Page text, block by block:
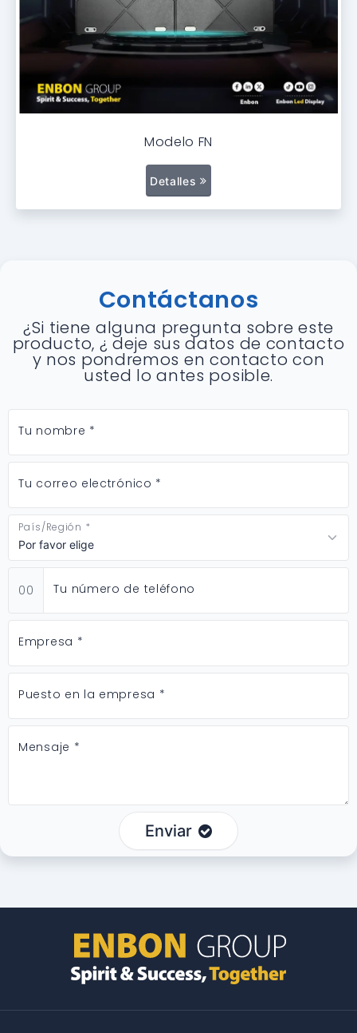
Modelo FN
Detalles
Contáctanos
¿Si tiene alguna pregunta sobre este
producto, ¿ deje sus datos de contacto
y nos pondremos en contacto con
usted lo antes posible.
Tu nombre *
Tu correo electrónico *
País/Región *
00 Tu número de teléfono
Empresa *
Puesto en la empresa *
Mensaje *
Enviar